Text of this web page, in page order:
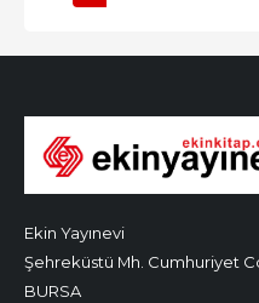
Ekin Yayınevi
Şehreküstü Mh. Cumhuriyet
BURSA